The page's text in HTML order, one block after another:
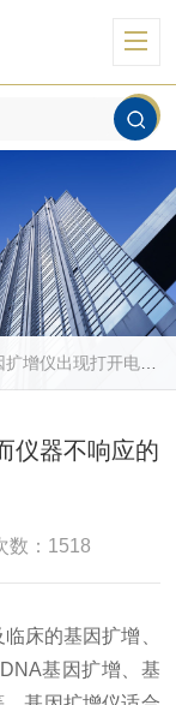
打开电源然而仪器不响应的故障处理
仪器不响应的
数：1518
床的基因扩增、
基因扩增、基